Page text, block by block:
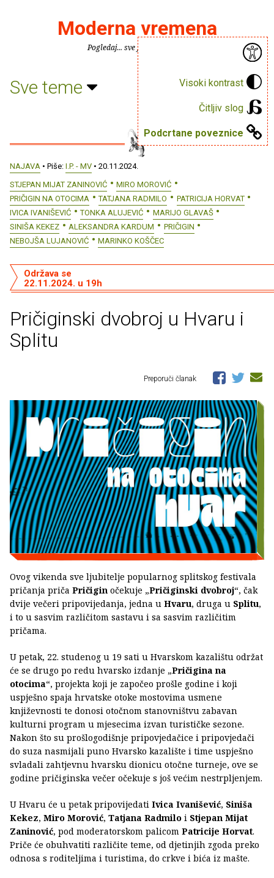
Visoki kontrast
Čitljiv slog
Podcrtane poveznice
Moderna vremena
Pogledaj... sve je puno knjiga.
Sve teme
NAJAVA • Piše: I.P. - MV • 20.11.2024.
STJEPAN MIJAT ZANINOVIĆ
MIRO MOROVIĆ
PRIČIGIN NA OTOCIMA
TATJANA RADMILO
PATRICIJA HORVAT
IVICA IVANIŠEVIĆ
TONKA ALUJEVIĆ
MARIJO GLAVAŠ
SINIŠA KEKEZ
ALEKSANDRA KARDUM
PRIČIGIN
NEBOJŠA LUJANOVIĆ
MARINKO KOŠČEC
Pričiginski dvobroj u Hvaru i
Splitu
Održava se
22.11.2024. u 19h
Preporuči članak
Ovog vikenda sve ljubitelje popularnog splitskog festivala
pričanja priča Pričigin očekuje „Pričiginski dvobroj“, čak
dvije večeri pripovijedanja, jedna u Hvaru, druga u Splitu,
i to u sasvim različitom sastavu i sa sasvim različitim
pričama.
U petak, 22. studenog u 19 sati u Hvarskom kazalištu održat
će se drugo po redu hvarsko izdanje „Pričigina na
otocima“, projekta koji je započeo prošle godine i koji
uspješno spaja hrvatske otoke mostovima usmene
književnosti te donosi otočnom stanovništvu zabavan
kulturni program u mjesecima izvan turističke sezone.
Nakon što su prošlogodišnje pripovjedačice i pripovjedači
do suza nasmijali puno Hvarsko kazalište i time uspješno
svladali zahtjevnu hvarsku dionicu otočne turneje, ove se
godine pričiginska večer očekuje s još većim nestrpljenjem.
U Hvaru će u petak pripovijedati Ivica Ivanišević, Siniša
Kekez, Miro Morović, Tatjana Radmilo i Stjepan Mijat
Zaninović, pod moderatorskom palicom Patricije Horvat.
Priče će obuhvatiti različite teme, od djetinjih zgoda preko
odnosa s roditeljima i turistima, do crkve i bića iz mašte.